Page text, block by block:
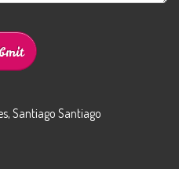
Santiago Santiago